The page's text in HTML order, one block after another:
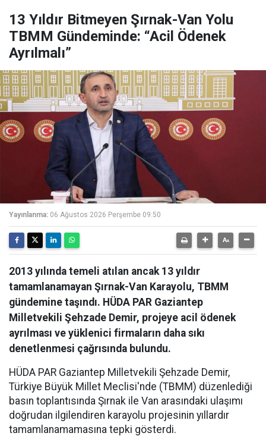
13 Yıldır Bitmeyen Şırnak-Van Yolu
TBMM Gündeminde: “Acil Ödenek
Ayrılmalı”
Yayınlanma: 06 Ağustos 2026 Perşembe 09:50
2013 yılında temeli atılan ancak 13 yıldır
tamamlanamayan Şırnak-Van Karayolu, TBMM
gündemine taşındı. HÜDA PAR Gaziantep
Milletvekili Şehzade Demir, projeye acil ödenek
ayrılması ve yüklenici firmaların daha sıkı
denetlenmesi çağrısında bulundu.
HÜDA PAR Gaziantep Milletvekili Şehzade Demir,
Türkiye Büyük Millet Meclisi'nde (TBMM) düzenlediği
basın toplantısında Şırnak ile Van arasındaki ulaşımı
doğrudan ilgilendiren karayolu projesinin yıllardır
tamamlanamamasına tepki gösterdi.